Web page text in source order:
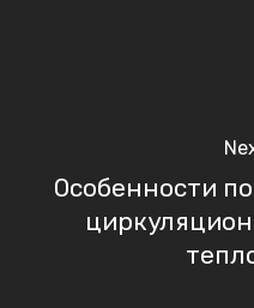
Особенности